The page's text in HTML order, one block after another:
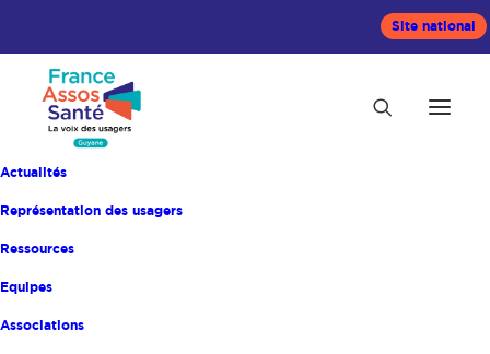
Site national
Actualités
Représentation des usagers
Ressources
Equipes
Associations